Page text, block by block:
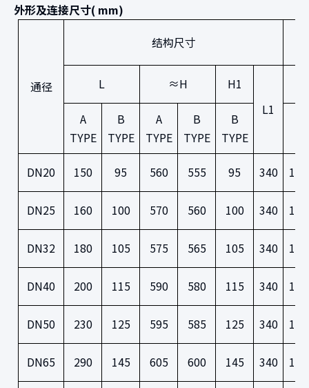
外形及连接尺寸( mm)
通径
结构尺寸
L ≈H
H1
L1
A
TYPE
B
TYPE
A
TYPE
B
TYPE
B
TYPE
DN20 150 95 560 555 95 340 105
DN25 160 100 570 560 100 340 115
DN32 180 105 575 565 105 340 140
DN40 200 115 590 580 115 340 150
DN50 230 125 595 585 125 340 165
DN65 290 145 605 600 145 340 185